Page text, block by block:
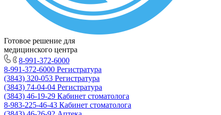
Готовое решение для
медицинского центра
8-991-372-6000
8-991-372-6000 Регистратура
(3843) 320-053 Регистратура
(3843) 74-04-04 Регистратура
(3843) 46-19-29 Кабинет стоматолога
8-983-225-46-43 Кабинет стоматолога